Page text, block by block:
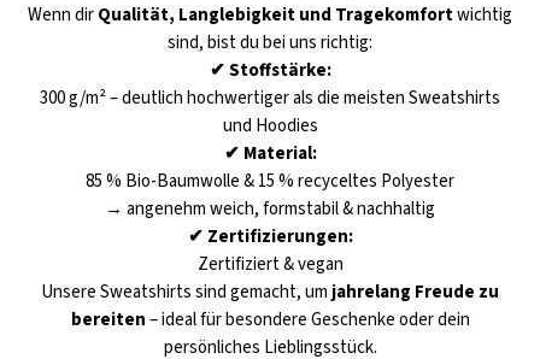
Wenn dirQualität, Langlebigkeit und Tragekomfortwichtig
sind, bist du bei uns richtig:
✔ Stoffstärke:
300 g/m² – deutlich hochwertiger als die meisten Sweatshirts
und Hoodies
✔ Material:
85 % Bio-Baumwolle & 15 % recyceltes Polyester
→ angenehm weich, formstabil & nachhaltig
✔ Zertifizierungen:
Zertifiziert & vegan
Unsere Sweatshirts sind gemacht, um jahrelang Freude zu
bereiten– ideal für besondere Geschenke oder dein
persönliches Lieblingsstück.